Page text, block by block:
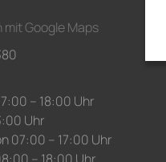
mit Google Maps
– 18:00 Uhr
Uhr
07:00 – 17:00 Uhr